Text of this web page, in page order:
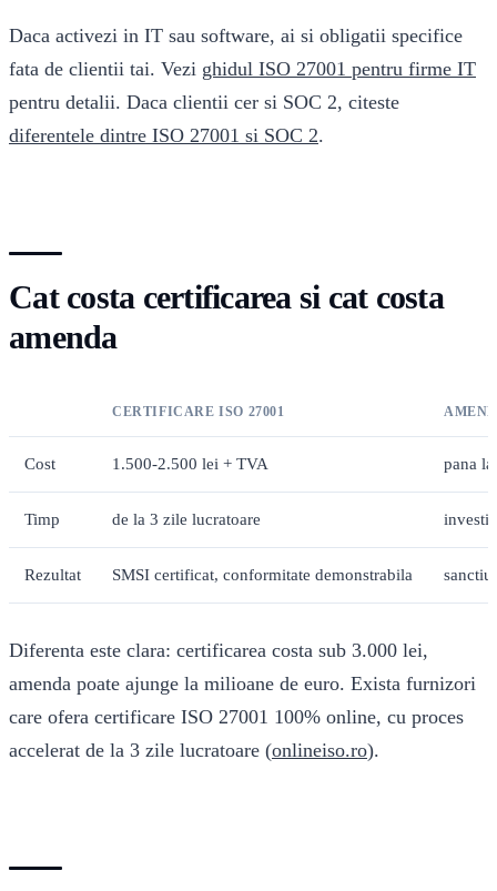
Daca activezi in IT sau software, ai si obligatii specifice
fata de clientii tai. Vezi ghidul ISO 27001 pentru firme IT
pentru detalii. Daca clientii cer si SOC 2, citeste
diferentele dintre ISO 27001 si SOC 2.
Cat costa certificarea si cat costa
amenda
CERTIFICARE ISO 27001
Cost 1.500-2.500 lei + TVA pana
Timp de la 3 zile lucratoare
Rezultat SMSI certificat, conformitate demonstrabila
Diferenta este clara: certificarea costa sub 3.000 lei,
amenda poate ajunge la milioane de euro. Exista furnizori
care ofera certificare ISO 27001 100% online, cu proces
accelerat de la 3 zile lucratoare (onlineiso.ro).